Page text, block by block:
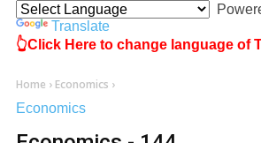
Translate
👆Click Here to change language of
Home › Economics ›
Economics